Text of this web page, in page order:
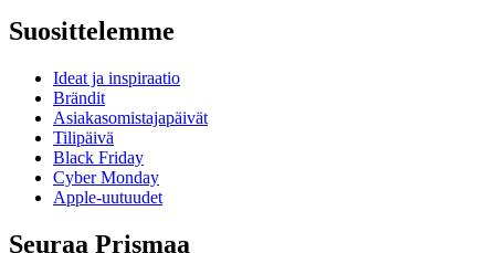
Suosittelemme
Ideat ja inspiraatio
Brändit
Asiakasomistajapäivät
Tilipäivä
Black Friday
Cyber Monday
Apple-uutuudet
Seuraa Prismaa